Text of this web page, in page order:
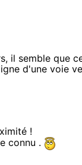
il semble que
d'une voie
!
connu .